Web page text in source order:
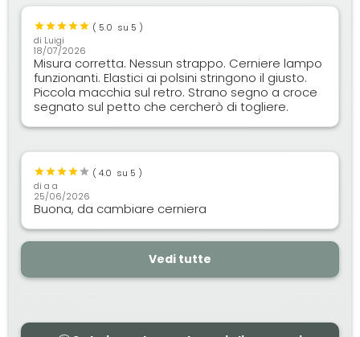
( 5.0 su 5 )
di Luigi
18/07/2026
Misura corretta. Nessun strappo. Cerniere lampo
funzionanti. Elastici ai polsini stringono il giusto.
Piccola macchia sul retro. Strano segno a croce
segnato sul petto che cercherò di togliere.
(4.0 su 5 )
dia a
25/06/2026
Buona, da cambiare cerniera
Vedi tutte